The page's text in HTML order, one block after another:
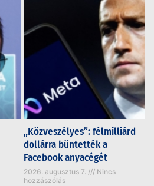
„Közveszélyes”: félmilliárd
dollárra büntették a
Facebook anyacégét
2026. augusztus 7.
Nincs
hozzászólás